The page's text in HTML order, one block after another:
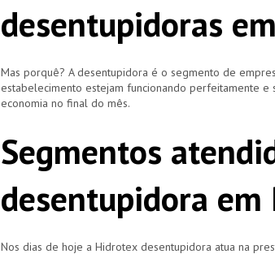
desentupidoras
Mas porquê? A desentupidora é o segmento de
estabelecimento estejam funcionando perfeitamente
economia no final do mês.
Segmentos
desentupidora em
Nos dias de hoje a Hidrotex desentupidora atua na